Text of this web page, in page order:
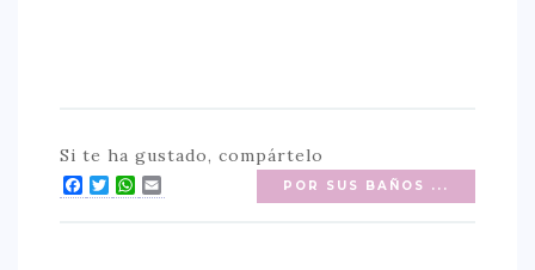
Si te ha gustado, compártelo
Facebook
Twitter
WhatsApp POR SUS BAÑOS ...